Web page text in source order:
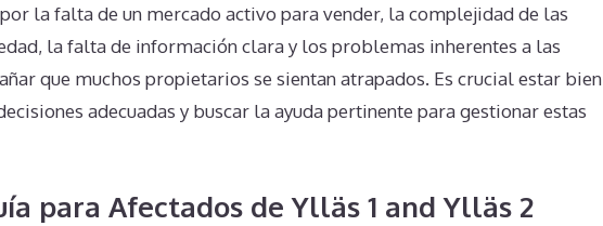
la falta de un mercado activo para vender, la complejidad de las
la falta de información clara y los problemas inherentes a las
que muchos propietarios se sientan atrapados. Es crucial estar bien
adecuadas y buscar la ayuda pertinente para gestionar estas
para Afectados de Ylläs 1 and Ylläs 2